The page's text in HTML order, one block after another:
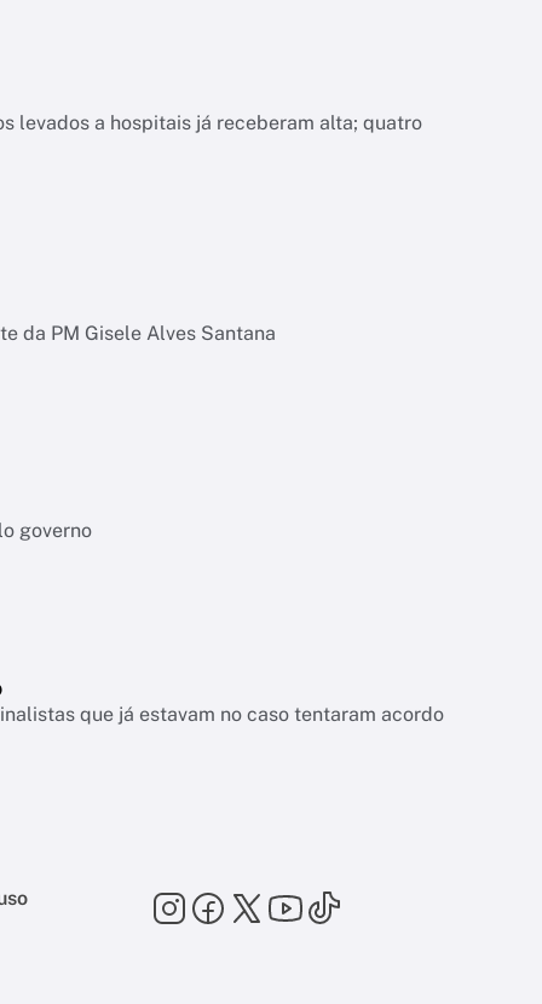
levados a hospitais já receberam alta; quatro
da PM Gisele Alves Santana
governo
que já estavam no caso tentaram acordo